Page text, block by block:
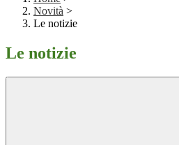
Novità >
Le notizie
Le notizie